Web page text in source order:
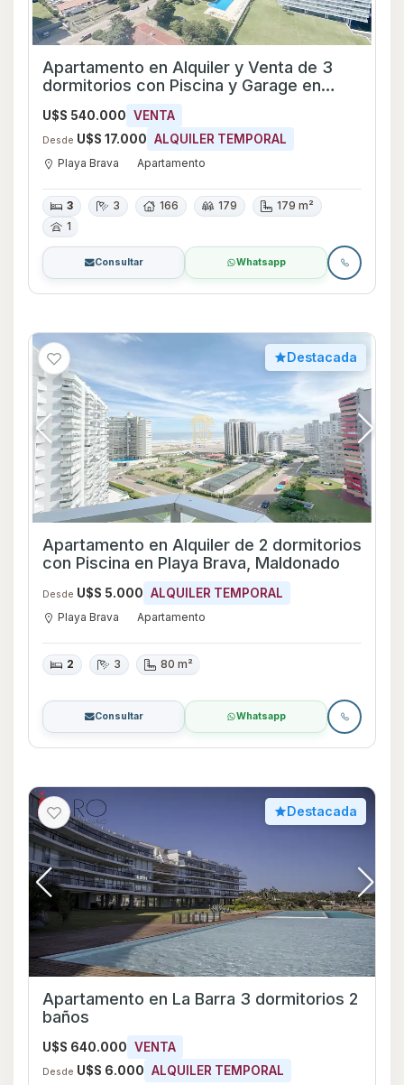
Apartamento en Alquiler y Venta de 3
dormitorios con Piscina y Garage en
Playa Brava, Maldonado
U$S 540.000 VENTA
Desde U$S 17.000 ALQUILER TEMPORAL
Playa Brava Apartamento
3 3 166 179
179 m²
1
Consultar Whatsapp
Destacada
Apartamento en Alquiler de 2 dormitorios
con Piscina en Playa Brava, Maldonado
Desde U$S 5.000 ALQUILER TEMPORAL
Playa Brava Apartamento
2 3 80 m²
Consultar Whatsapp
Destacada
Apartamento en La Barra 3 dormitorios 2
baños
U$S 640.000 VENTA
Desde U$S 6.000 ALQUILER TEMPORAL